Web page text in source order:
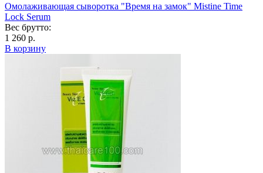
Омолаживающая сыворотка "Время на замок" Mistine Time
Lock Serum
Вес брутто:
1 260 р.
В корзину